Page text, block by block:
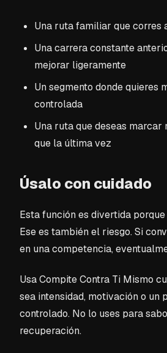
Una ruta familiar que corres
Una carrera constante
mejorar ligeramente
Un segmento donde quieres
controlada
Una ruta que deseas marcar
que la última vez
Úsalo con cuidado
Esta función es divertida
Ese es también el riesgo. Si
en una competencia,
Usa Compite Contra Ti Mismo
sea intensidad, motivación o un
controlado. No lo uses para
recuperación.